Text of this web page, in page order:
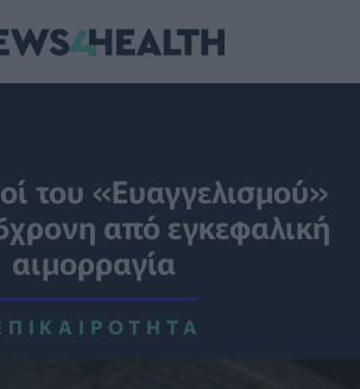
του «Ευαγγελισμού»
από εγκεφαλική
αιμορραγία